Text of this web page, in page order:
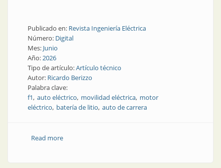
Publicado en: Revista Ingeniería Eléctrica
Número: Digital
Mes: Junio
Año:2026
Tipo de artículo:Artículo técnico
Autor: Ricardo Berizzo
Palabra clave:
f1 auto eléctrico movilidad eléctrica motor
eléctrico batería de litio auto de carrera
Read moreabout Las baterías de litio de la Fórmula 1